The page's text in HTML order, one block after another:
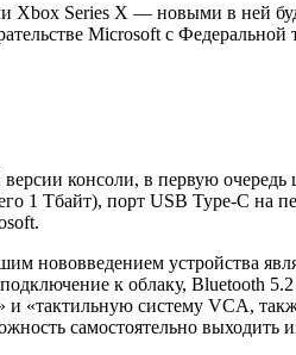
Xbox Series X — новыми в ней
Microsoft с
версии консоли, в первую
1 Тбайт), порт USB Type-C
нововведением устройства
к облаку, Bluetooth
«тактильную систему VCA,
самостоятельно выходить